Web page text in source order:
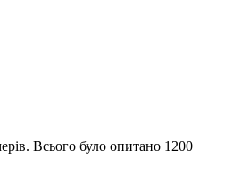
Всього було опитано 1200